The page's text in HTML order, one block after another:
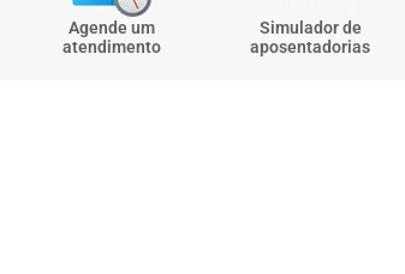
Agende um
atendimento
Simulador de
aposentadorias